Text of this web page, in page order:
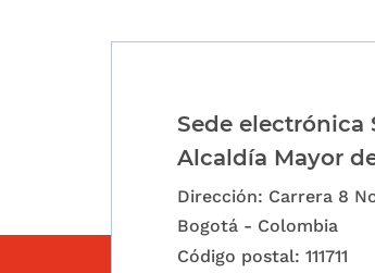
Sede electrónica
Alcaldía Mayor
Dirección: Carrera 8
Bogotá - Colombia
Código postal: 111711